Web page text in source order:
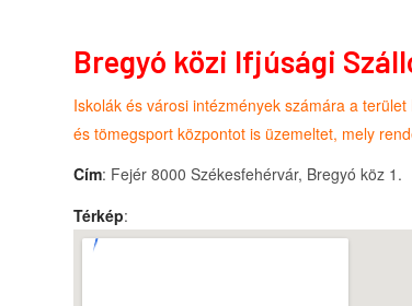
Bregyó közi Ifjúsági
Iskolák és városi intézmények számára a
és tömegsport központot is üzemeltet, mely
Cím: Fejér 8000 Székesfehérvár, Bregyó köz 1.
Térkép: